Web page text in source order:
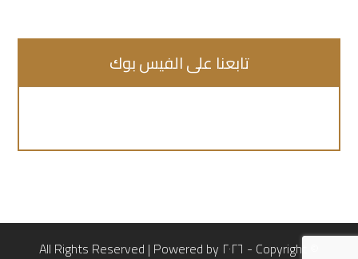
تابعنا على الفيس بوك
© Copyright - ٢٠٢٦ All Rights Reserved | Powered by